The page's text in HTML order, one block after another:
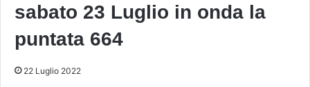
sabato 23 Luglio in onda la
puntata 664
22 Luglio 2022